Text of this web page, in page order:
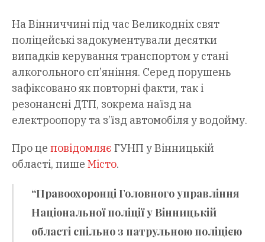
На Вінниччині під час Великодніх свят
поліцейські задокументували десятки
випадків керування транспортом у стані
алкогольного сп’яніння. Серед порушень
зафіксовано як повторні факти, так і
резонансні ДТП, зокрема наїзд на
електроопору та з’їзд автомобіля у водойму.
Про це повідомляє ГУНП у Вінницькій
області, пише Місто.
“Правоохоронці Головного управління
Національної поліції у Вінницькій
області спільно з патрульною поліцією